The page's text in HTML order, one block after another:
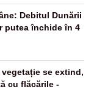
Debitul Dunării
putea închide în 4
se extind,
cu flăcările -